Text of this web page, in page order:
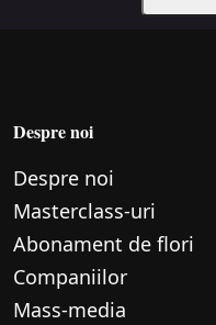
Despre noi
Despre noi
Маsterclass-uri
Abonament de flori
Companiilor
Mass-media